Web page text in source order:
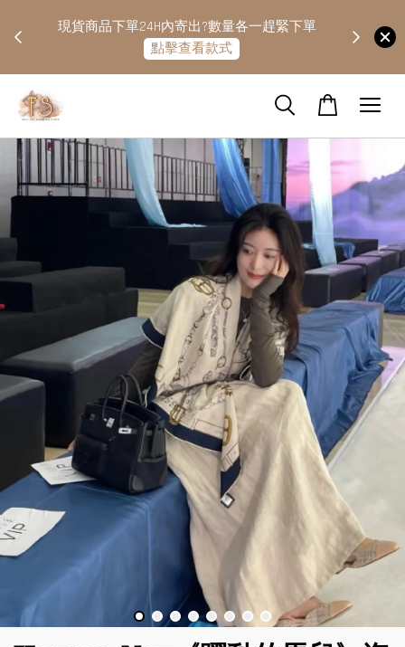
現貨商品下單24H內寄出?數量各一趕緊下單
點擊查看款式